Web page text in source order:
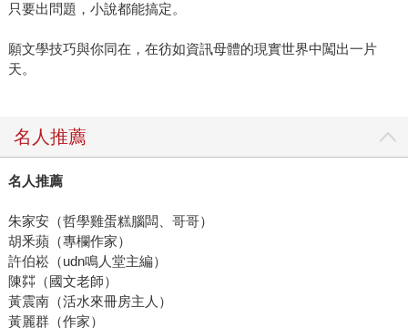
只要出問題，小說都能搞定。
願文學技巧與你同在，在彷如資訊母體的現實世界中闖出一片
天。
名人推薦
名人推薦
朱家安（哲學雞蛋糕腦闆、哥哥）
胡釆蘋（專欄作家）
許伯崧（udn鳴人堂主編）
陳茻（國文老師）
黃震南（活水來冊房主人）
黃麗群（作家）